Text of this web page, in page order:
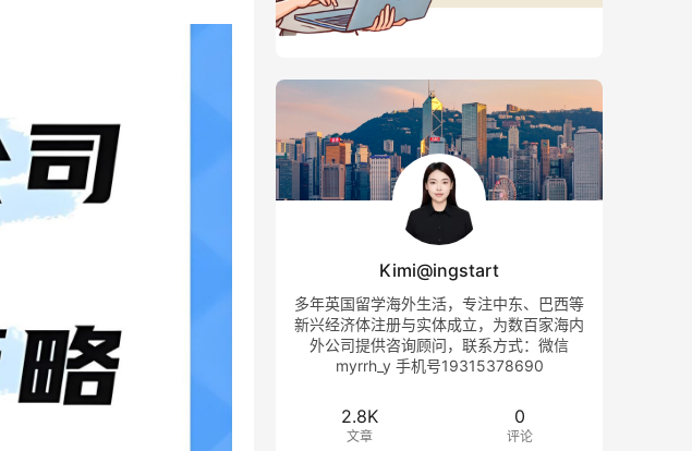
Kimi@ingstart
多年英国留学海外生活，专注中东、巴西等
新兴经济体注册与实体成立，为数百家海内
外公司提供咨询顾问，联系方式：微信
myrrh_y 手机号19315378690
2.8K
文章
0
评论